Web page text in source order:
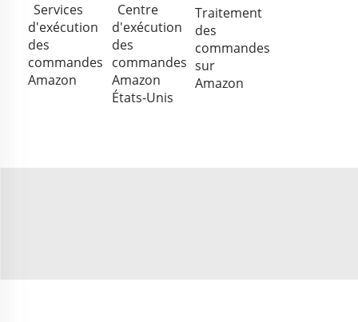
Services
d'exécution
des
commandes
Amazon
Centre
d'exécution
des
commandes
Amazon
États-Unis
Traitement
des
commandes
sur
Amazon